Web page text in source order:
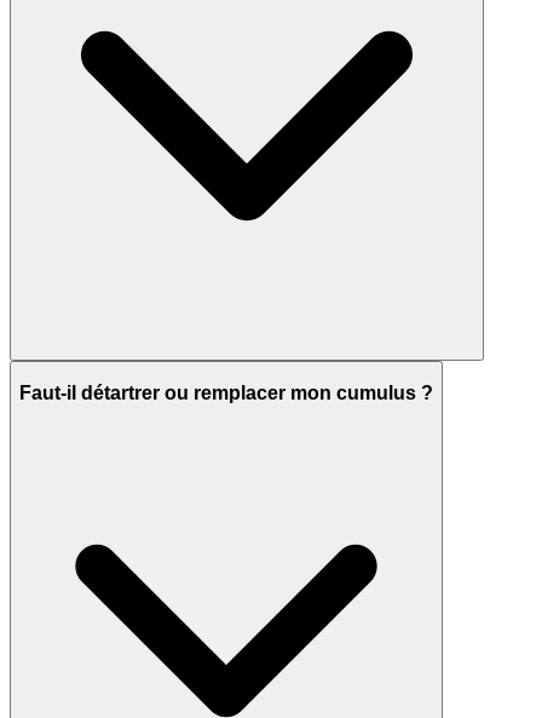
Faut-il détartrer ou remplacer mon cumulus ?